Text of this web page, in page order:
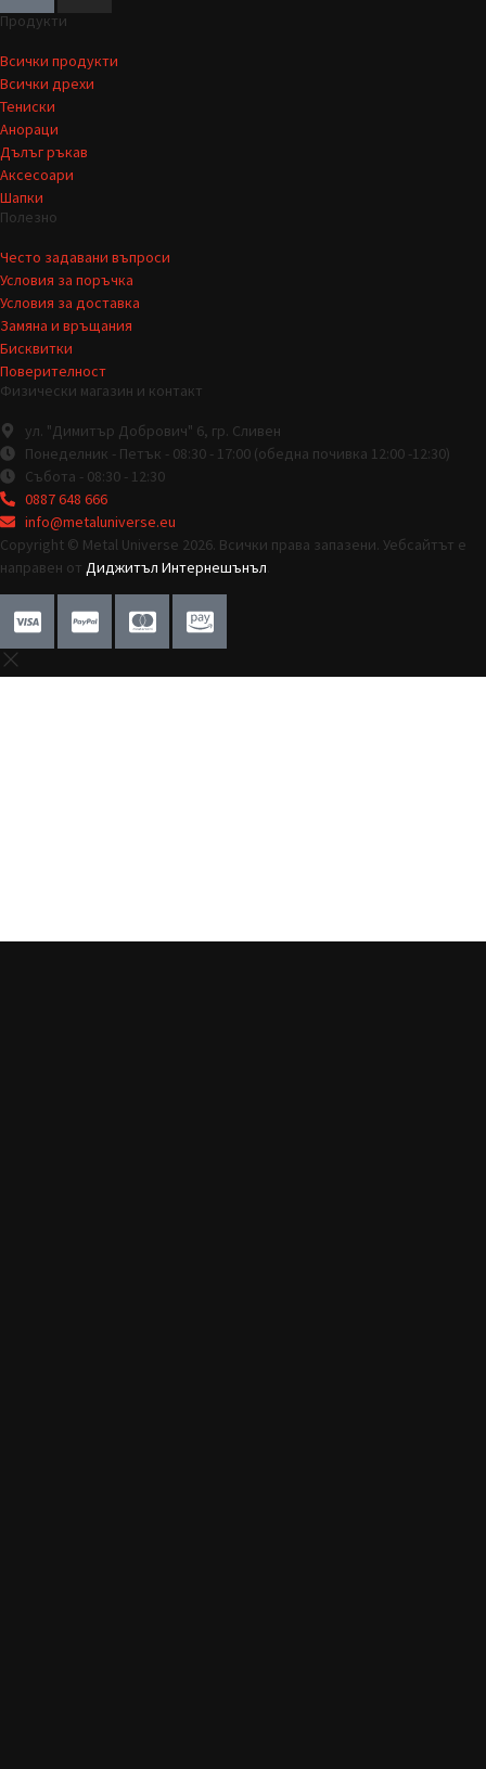
Продукти
Всички продукти
Всички дрехи
Тениски
Анораци
Дълъг ръкав
Аксесоари
Шапки
Полезно
Често задавани въпроси
Условия за поръчка
Условия за доставка
Замяна и връщания
Бисквитки
Поверителност
Физически магазин и контакт
ул. "Димитър Добрович" 6, гр. Сливен
Понеделник - Петък - 08:30 - 17:00 (обедна почивка 12:00 -12:30)
Събота - 08:30 - 12:30
0887 648 666
info@metaluniverse.eu
Copyright © Metal Universe 2026. Всички права запазени. Уебсайтът е
направен от Диджитъл Интернешънъл.